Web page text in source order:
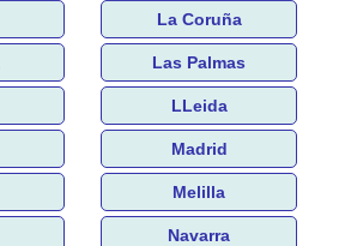
La Coruña
Las Palmas
LLeida
Madrid
Melilla
Navarra